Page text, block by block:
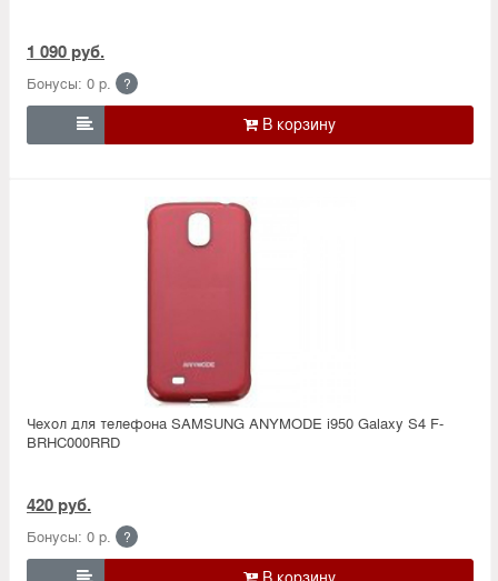
1 090 руб.
Бонусы: 0 р. ?

Чехол для телефона SAMSUNG ANYMODE i950 Galaxy S4 F-
BRHC000RRD
420 руб.
Бонусы: 0 р. ?
